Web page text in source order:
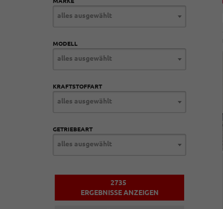
alles ausgewählt
MODELL
alles ausgewählt
KRAFTSTOFFART
alles ausgewählt
GETRIEBEART
alles ausgewählt
2735
ERGEBNISSE ANZEIGEN